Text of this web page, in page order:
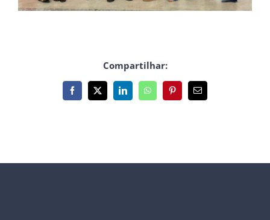
Compartilhar:
Facebook
X LinkedInWhatsAppPinterest
E-
mail